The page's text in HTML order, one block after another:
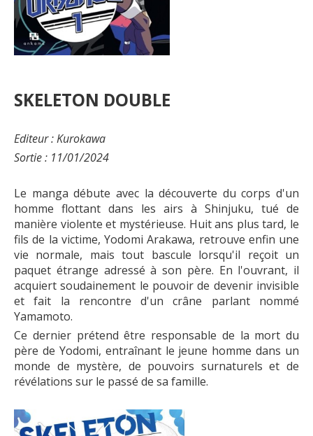
SKELETON DOUBLE
Editeur : Kurokawa
Sortie : 11/01/2024
Le manga débute avec la découverte du corps d'un
homme flottant dans les airs à Shinjuku, tué de
manière violente et mystérieuse. Huit ans plus tard, le
fils de la victime, Yodomi Arakawa, retrouve enfin une
vie normale, mais tout bascule lorsqu'il reçoit un
paquet étrange adressé à son père. En l'ouvrant, il
acquiert soudainement le pouvoir de devenir invisible
et fait la rencontre d'un crâne parlant nommé
Yamamoto.
Ce dernier prétend être responsable de la mort du
père de Yodomi, entraînant le jeune homme dans un
monde de mystère, de pouvoirs surnaturels et de
révélations sur le passé de sa famille.